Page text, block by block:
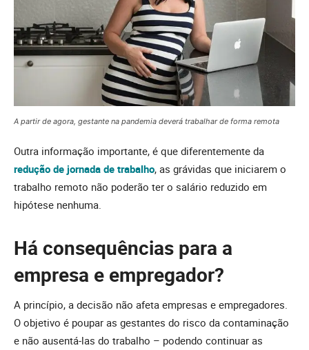
A partir de agora, gestante na pandemia deverá trabalhar de forma remota
Outra informação importante, é que diferentemente da
redução de jornada de trabalho, as grávidas que iniciarem o
trabalho remoto não poderão ter o salário reduzido em
hipótese nenhuma.
Há consequências para a
empresa e empregador?
A princípio, a decisão não afeta empresas e empregadores.
O objetivo é poupar as gestantes do risco da contaminação
e não ausentá-las do trabalho – podendo continuar as